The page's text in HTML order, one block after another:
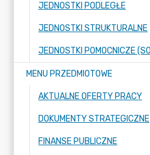
JEDNOSTKI PODLEGŁE
JEDNOSTKI STRUKTURALNE
MENU PRZEDMIOTOWE
AKTUALNE OFERTY PRACY
DOKUMENTY STRATEGICZNE
FINANSE PUBLICZNE